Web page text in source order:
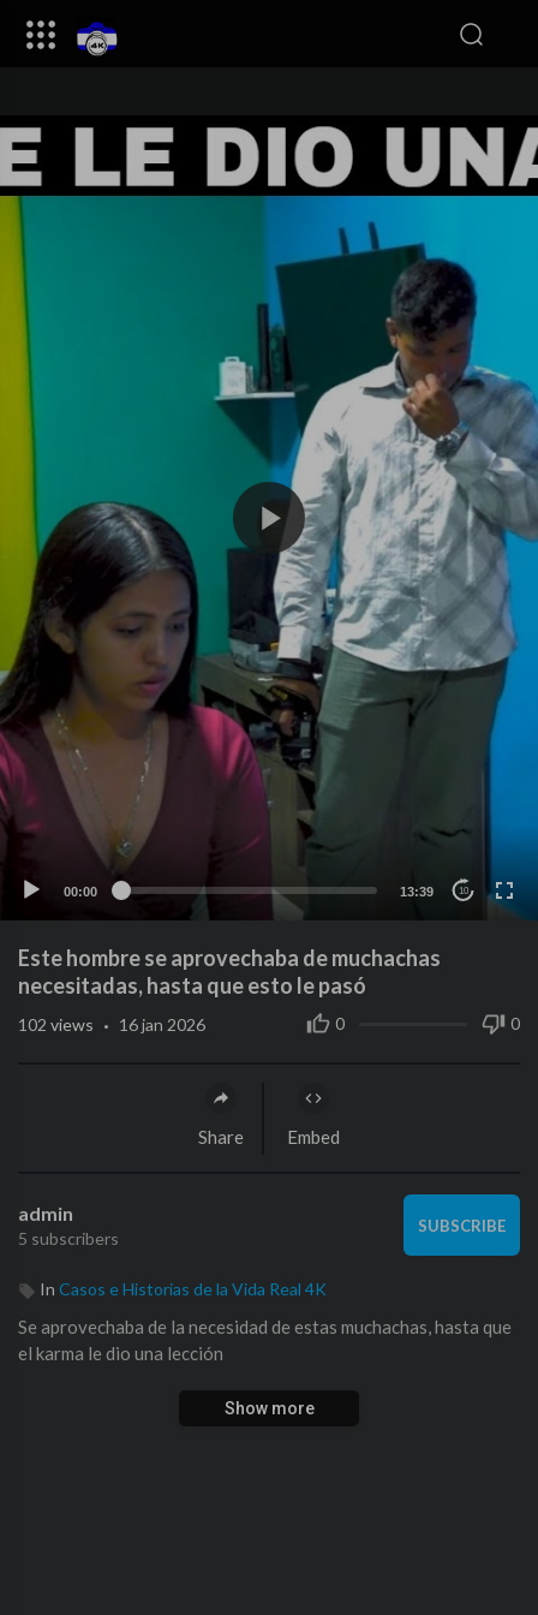
00:00 13:39 10
Este hombre se aprovechaba de muchachas
necesitadas, hasta que esto le pasó
0 0
102 views · 16 jan 2026
Share Embed
admin
5 subscribers
SUBSCRIBE
In Casos e Historias de la Vida Real 4K
Se aprovechaba de la necesidad de estas muchachas, hasta que
el karma le dio una lección
Show more